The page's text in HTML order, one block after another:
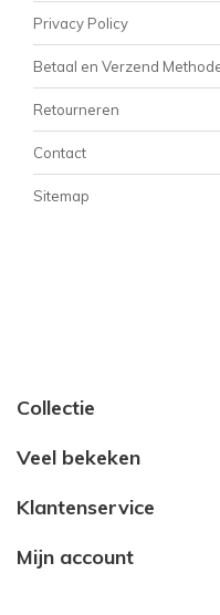
Privacy Policy
Betaal en Verzend
Retourneren
Contact
Sitemap
Collectie
Veel bekeken
Klantenservice
Mijn account